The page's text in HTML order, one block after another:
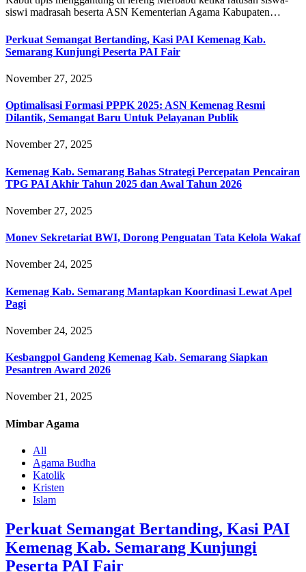
siswi madrasah beserta ASN Kementerian Agama Kabupaten…
Perkuat Semangat Bertanding, Kasi PAI Kemenag Kab.
Semarang Kunjungi Peserta PAI Fair
November 27, 2025
Optimalisasi Formasi PPPK 2025: ASN Kemenag Resmi
Dilantik, Semangat Baru Untuk Pelayanan Publik
November 27, 2025
Kemenag Kab. Semarang Bahas Strategi Percepatan Pencairan
TPG PAI Akhir Tahun 2025 dan Awal Tahun 2026
November 27, 2025
Monev Sekretariat BWI, Dorong Penguatan Tata Kelola Wakaf
November 24, 2025
Kemenag Kab. Semarang Mantapkan Koordinasi Lewat Apel
Pagi
November 24, 2025
Kesbangpol Gandeng Kemenag Kab. Semarang Siapkan
Pesantren Award 2026
November 21, 2025
Mimbar Agama
All
Agama Budha
Katolik
Kristen
Islam
Perkuat Semangat Bertanding, Kasi PAI
Kemenag Kab. Semarang Kunjungi
Peserta PAI Fair